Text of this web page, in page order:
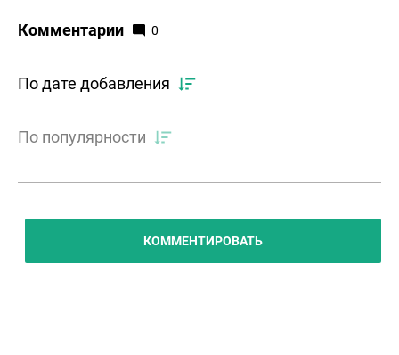
Комментарии 0
По дате добавления
По популярности
КОММЕНТИРОВАТЬ